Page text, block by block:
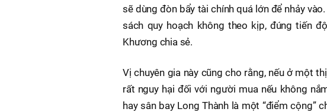
sẽ dùng đòn bẩy tài chính quá lớn để nhảy
sách quy hoạch không theo kịp, đúng tiến
Khương chia sẻ.
Vị chuyên gia này cũng cho rằng, nếu ở một
rất nguy hại đối với người mua nếu không
hay sân bay Long Thành là một “điểm cộng”